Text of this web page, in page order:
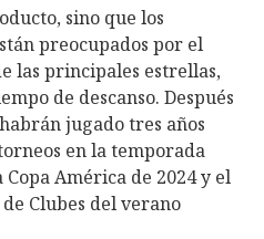
sino que los
preocupados por el
las principales estrellas,
de descanso. Después
jugado tres años
en la temporada
América de 2024 y el
Clubes del verano